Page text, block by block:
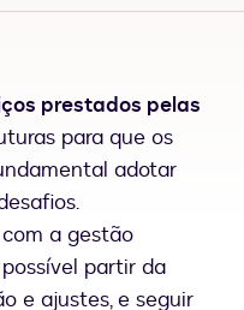
prestados pelas
para que os
adotar
a gestão
partir da
e ajustes, e seguir